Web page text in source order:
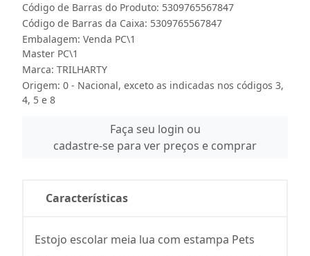
Código de Barras do Produto: 5309765567847
Código de Barras da Caixa: 5309765567847
Embalagem: Venda PC\1
Master PC\1
Marca: TRILHARTY
Origem: 0 - Nacional, exceto as indicadas nos códigos 3,
4, 5 e 8
Faça seu login ou
cadastre-se para ver preços e comprar
Características
Estojo escolar meia lua com estampa Pets